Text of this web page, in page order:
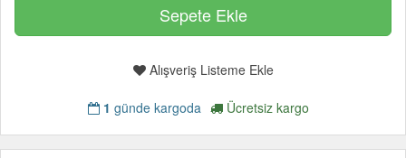
Alışveriş Listeme Ekle
1 günde kargoda Ücretsiz kargo